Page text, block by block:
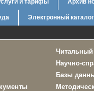
и тарифы Архив
Электронный каталог
Читальный
Научно-
Базы